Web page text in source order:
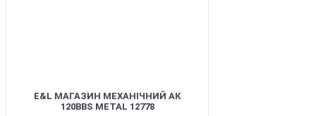
E&L МАГАЗИН МЕХАНІЧНИЙ АК
120BBS METAL 12778